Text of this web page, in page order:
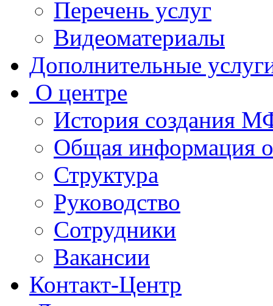
Перечень услуг
Видеоматериалы
Дополнительные
О центре
История создания
Общая
Структура
Руководство
Сотрудники
Вакансии
Контакт-Центр